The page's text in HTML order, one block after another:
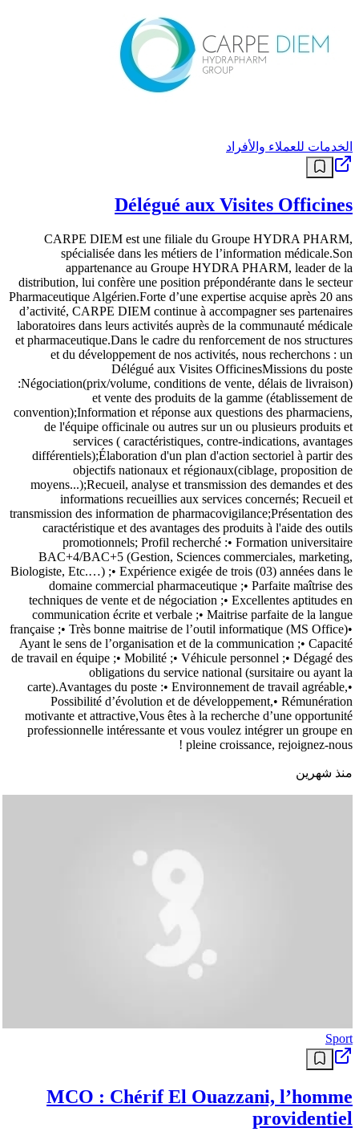
الخدمات للعملاء والأفراد
Délégué aux Visites Officines
CARPE DIEM est une filiale du Groupe HYDRA PHARM,
spécialisée dans les métiers de l’information médicale.Son
appartenance au Groupe HYDRA PHARM, leader de la
distribution, lui confère une position prépondérante dans le secteur
Pharmaceutique Algérien.Forte d’une expertise acquise après 20 ans
d’activité, CARPE DIEM continue à accompagner ses partenaires
laboratoires dans leurs activités auprès de la communauté médicale
et pharmaceutique.Dans le cadre du renforcement de nos structures
et du développement de nos activités, nous recherchons : un
Délégué aux Visites OfficinesMissions du poste
:Négociation(prix/volume, conditions de vente, délais de livraison)
et vente des produits de la gamme (établissement de
convention);Information et réponse aux questions des pharmaciens,
de l'équipe officinale ou autres sur un ou plusieurs produits et
services ( caractéristiques, contre-indications, avantages
différentiels);Élaboration d'un plan d'action sectoriel à partir des
objectifs nationaux et régionaux(ciblage, proposition de
moyens...);Recueil, analyse et transmission des demandes et des
informations recueillies aux services concernés; Recueil et
transmission des information de pharmacovigilance;Présentation des
caractéristique et des avantages des produits à l'aide des outils
promotionnels; Profil recherché :• Formation universitaire
BAC+4/BAC+5 (Gestion, Sciences commerciales, marketing,
Biologiste, Etc.…) ;• Expérience exigée de trois (03) années dans le
domaine commercial pharmaceutique ;• Parfaite maîtrise des
techniques de vente et de négociation ;• Excellentes aptitudes en
communication écrite et verbale ;• Maitrise parfaite de la langue
française ;• Très bonne maitrise de l’outil informatique (MS Office)•
Ayant le sens de l’organisation et de la communication ;• Capacité
de travail en équipe ;• Mobilité ;• Véhicule personnel ;• Dégagé des
obligations du service national (sursitaire ou ayant la
carte).Avantages du poste :• Environnement de travail agréable,•
Possibilité d’évolution et de développement,• Rémunération
motivante et attractive,Vous êtes à la recherche d’une opportunité
professionnelle intéressante et vous voulez intégrer un groupe en
pleine croissance, rejoignez-nous !
منذ شهرين
Sport
MCO : Chérif El Ouazzani, l’homme
providentiel